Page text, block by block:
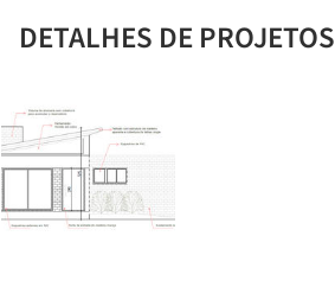
DETALHES DE PROJETOS